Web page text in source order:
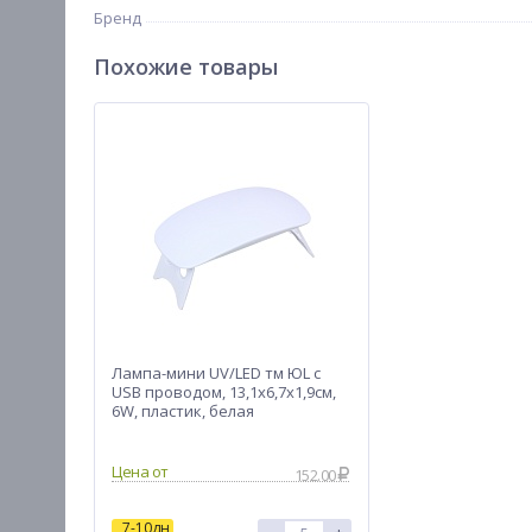
Бренд
Похожие товары
Лампа-мини UV/LED тм ЮL с
USB проводом, 13,1х6,7х1,9см,
6W, пластик, белая
Цена от 152.00
7-10дн